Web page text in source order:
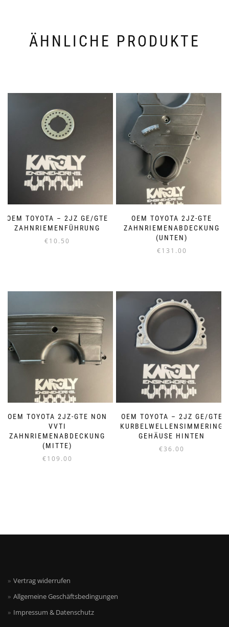
ÄHNLICHE PRODUKTE
OEM TOYOTA – 2JZ GE/GTE
ZAHNRIEMENFÜHRUNG
€10.50
OEM TOYOTA 2JZ-GTE
ZAHNRIEMENABDECKUNG
(UNTEN)
€131.00
OEM TOYOTA 2JZ-GTE NON
VVTI
ZAHNRIEMENABDECKUNG
(MITTE)
€109.00
OEM TOYOTA – 2JZ GE/GTE
KURBELWELLENSIMMERING
GEHÄUSE HINTEN
€36.00
Vertrag widerrufen
Allgemeine Geschäftsbedingungen
Impressum & Datenschutz